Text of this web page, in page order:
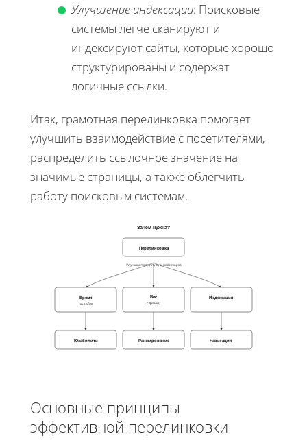
Улучшение индексации: Поисковые
системы легче сканируют и
индексируют сайты, которые хорошо
структурированы и содержат
логичные ссылки.
Итак, грамотная перелинковка помогает
улучшить взаимодействие с посетителями,
распределить ссылочное значение на
значимые страницы, а также облегчить
работу поисковым системам.
Зачем нужна?
Перелинковка
Время
на сайте
Вес
страниц
Индексация
Юзабилити Ранжирование Навигация
Улучшает структуру и навигацию
Основные принципы
эффективной перелинковки